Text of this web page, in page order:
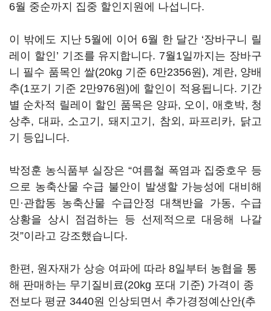
6월 중순까지 집중 할인지원에 나섭니다.
이 밖에도 지난 5월에 이어 6월 한 달간 ‘장바구니 릴
레이 할인’ 기조를 유지합니다. 7월1일까지는 장바구
니 필수 품목인 쌀(20kg 기준 6만2356원), 계란, 양배
추(1포기 기준 2만976원)에 할인이 적용됩니다. 기간
별 순차적 릴레이 할인 품목은 양파, 오이, 애호박, 청
상추, 대파, 소고기, 돼지고기, 참외, 파프리카, 닭고
기 등입니다.
박정훈 농식품부 실장은 “여름철 폭염과 집중호우 등
으로 농축산물 수급 불안이 발생할 가능성에 대비해
민·관합동 농축산물 수급안정 대책반을 가동, 수급
상황을 상시 점검하는 등 선제적으로 대응해 나갈
것”이라고 강조했습니다.
한편, 원자재가 상승 여파에 따라 8일부터 농협을 통
해 판매하는 무기질비료(20kg 포대 기준) 가격이 종
전보다 평균 3440원 인상되면서 추가경정예산안(추